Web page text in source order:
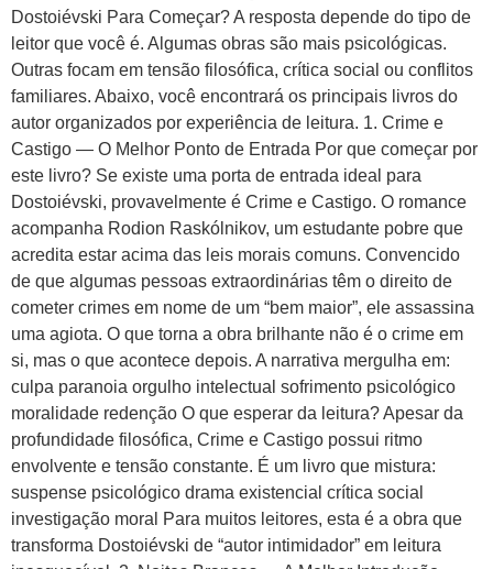
Dostoiévski Para Começar? A resposta depende do tipo de
leitor que você é. Algumas obras são mais psicológicas.
Outras focam em tensão filosófica, crítica social ou conflitos
familiares. Abaixo, você encontrará os principais livros do
autor organizados por experiência de leitura. 1. Crime e
Castigo — O Melhor Ponto de Entrada Por que começar por
este livro? Se existe uma porta de entrada ideal para
Dostoiévski, provavelmente é Crime e Castigo. O romance
acompanha Rodion Raskólnikov, um estudante pobre que
acredita estar acima das leis morais comuns. Convencido
de que algumas pessoas extraordinárias têm o direito de
cometer crimes em nome de um “bem maior”, ele assassina
uma agiota. O que torna a obra brilhante não é o crime em
si, mas o que acontece depois. A narrativa mergulha em:
culpa paranoia orgulho intelectual sofrimento psicológico
moralidade redenção O que esperar da leitura? Apesar da
profundidade filosófica, Crime e Castigo possui ritmo
envolvente e tensão constante. É um livro que mistura:
suspense psicológico drama existencial crítica social
investigação moral Para muitos leitores, esta é a obra que
transforma Dostoiévski de “autor intimidador” em leitura